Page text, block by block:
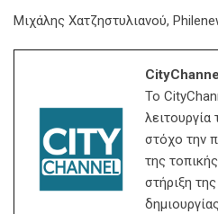
Μιχάλης Χατζηστυλιανού,
Το
στόχο την
της
στήριξη